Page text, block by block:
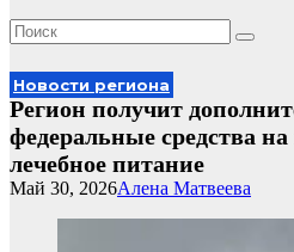
Новости региона
Регион получит
федеральные средства
лечебное питание
Алена Матвеева
Май 30, 2026